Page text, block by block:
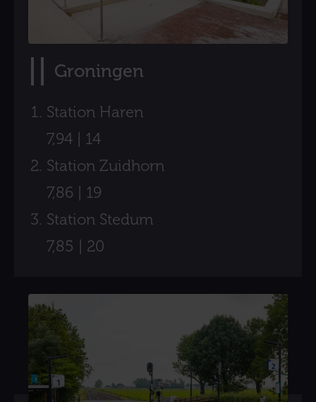
Groningen
Station Haren
7,94 | 14
Station Zuidhorn
7,86 | 19
Station Stedum
7,85 | 20